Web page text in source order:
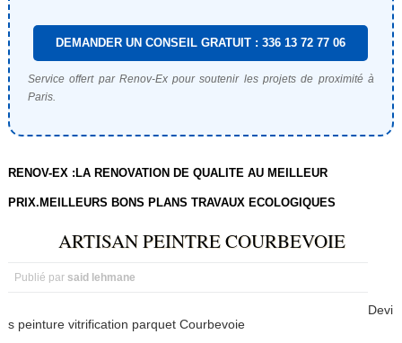
DEMANDER UN CONSEIL GRATUIT : 336 13 72 77 06
Service offert par Renov-Ex pour soutenir les projets de proximité à
Paris.
RENOV-EX :LA RENOVATION DE QUALITE AU MEILLEUR
PRIX.MEILLEURS BONS PLANS TRAVAUX ECOLOGIQUES
ARTISAN PEINTRE COURBEVOIE
Publié par said lehmane
Devi
s peinture vitrification parquet Courbevoie